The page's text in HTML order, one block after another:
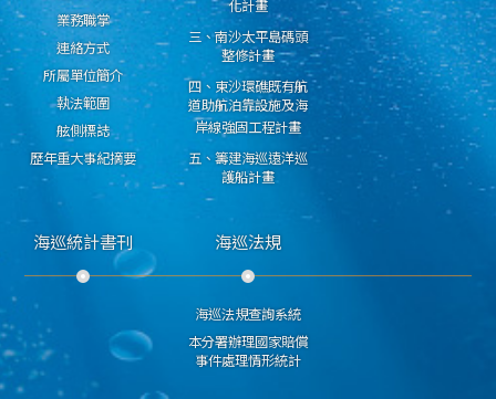
業務職掌
連絡方式
所屬單位簡介
執法範圍
舷側標誌
歷年重大事紀摘要
化計畫
三、南沙太平島碼頭
整修計畫
四、東沙環礁既有航
道助航泊靠設施及海
岸線強固工程計畫
五、籌建海巡遠洋巡
護船計畫
海巡統計書刊 海巡法規
海巡法規查詢系統
本分署辦理國家賠償
事件處理情形統計